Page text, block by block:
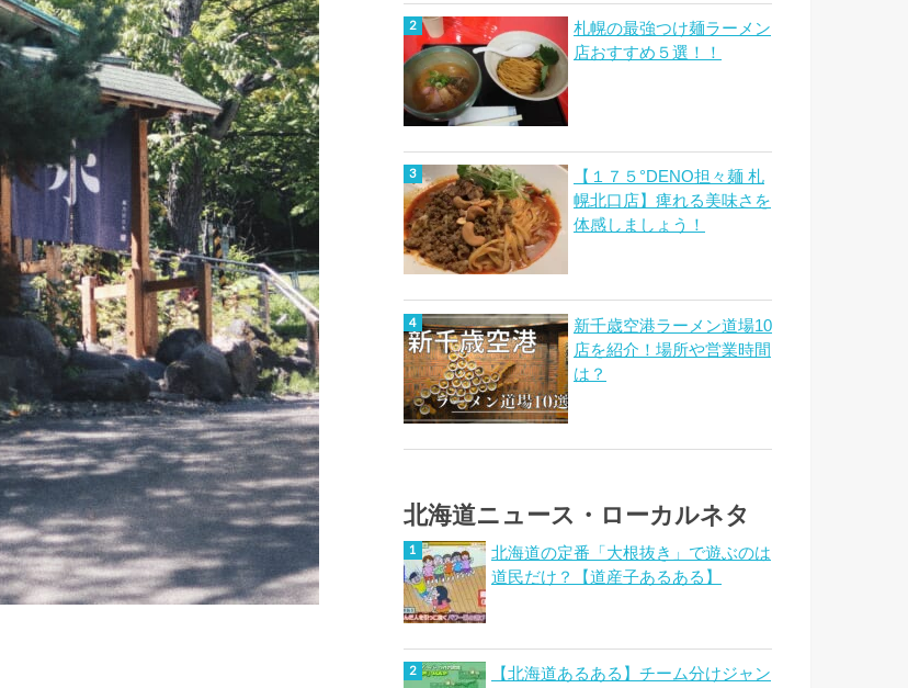
札幌の最強つけ麺ラーメン
店おすすめ５選！！
【１７５°DENO担々麺 札
幌北口店】痺れる美味さを
体感しましょう！
新千歳空港ラーメン道場10
店を紹介！場所や営業時間
は？
北海道ニュース・ローカルネタ
北海道の定番「大根抜き」で遊ぶのは
道民だけ？【道産子あるある】
【北海道あるある】チーム分けジャン